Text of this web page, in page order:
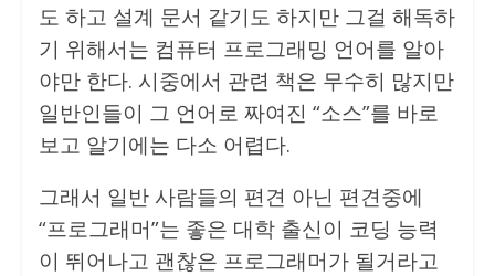
도 하고 설계 문서 같기도 하지만 그걸 해독하
기 위해서는 컴퓨터 프로그래밍 언어를 알아
야만 한다. 시중에서 관련 책은 무수히 많지만
일반인들이 그 언어로 짜여진 “소스”를 바로
보고 알기에는 다소 어렵다.
그래서 일반 사람들의 편견 아닌 편견중에
“프로그래머”는 좋은 대학 출신이 코딩 능력
이 뛰어나고 괜찮은 프로그래머가 될거라고